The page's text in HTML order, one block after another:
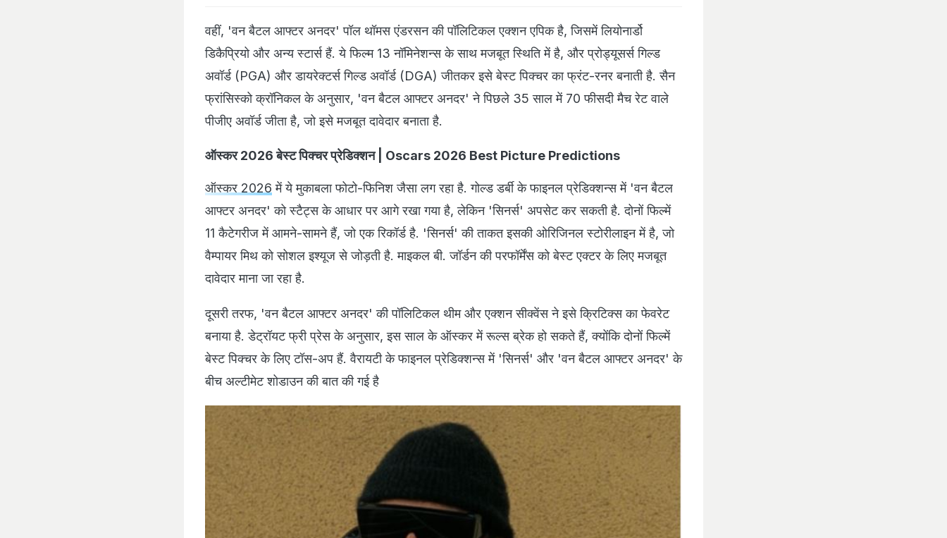
11 कैटेगरीज में आमने-सामने हैं, जो एक रिकॉर्ड है. 'सिनर्स' की ताकत इसकी ओरिजिनल स्टोरीलाइन में है, जो
वैम्पायर मिथ को सोशल इश्यूज से जोड़ती है. माइकल बी. जॉर्डन की परफॉर्मेंस को बेस्ट एक्टर के लिए मजबूत
दावेदार माना जा रहा है.
दूसरी तरफ, 'वन बैटल आफ्टर अनदर' की पॉलिटिकल थीम और एक्शन सीक्वेंस ने इसे क्रिटिक्स का फेवरेट
बेस्ट पिक्चर के लिए टॉस-अप हैं. वैरायटी के फाइनल प्रेडिक्शन्स में 'सिनर्स' और 'वन बैटल आफ्टर अनदर' के
बीच अल्टीमेट शोडाउन की बात की गई है